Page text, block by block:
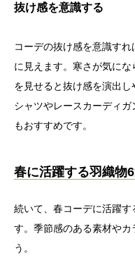
抜け感を意識する
コーデの抜け感を意識す
に見えます。寒さが気に
を見せると抜け感を演出
シャツやレースカーディ
もおすすめです。
春に活躍する羽織物
続いて、春コーデに活躍
す。季節感のある素材や
う。